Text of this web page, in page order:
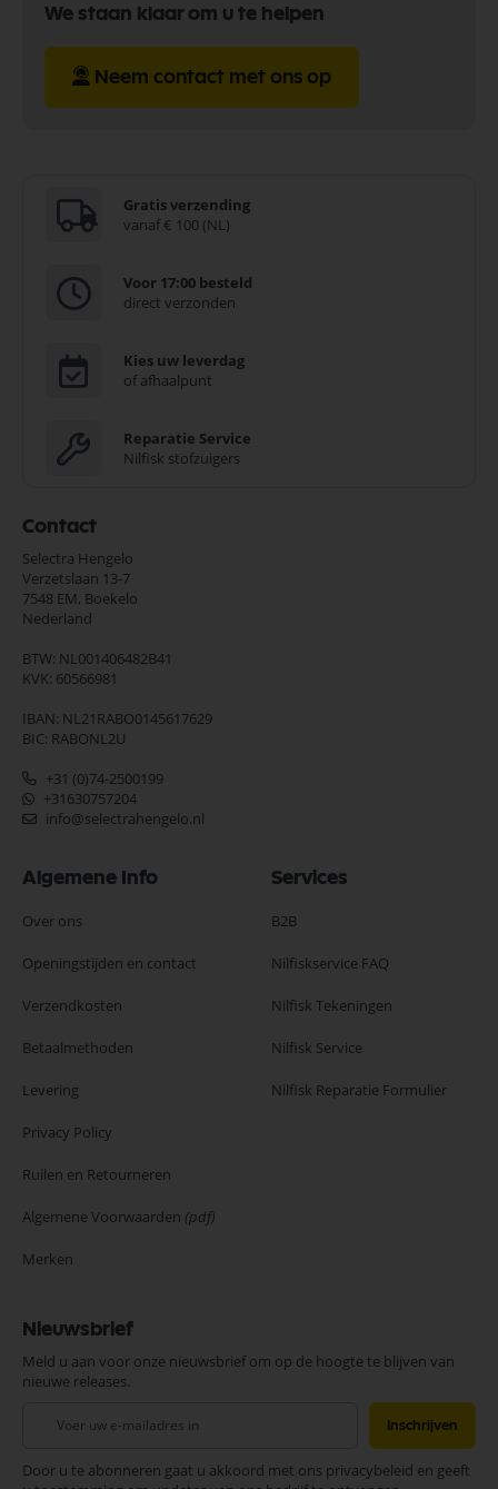
We staan klaar om u te helpen
Neem contact met ons op
Gratis verzending
vanaf € 100 (NL)
Voor 17:00 besteld
direct verzonden
Kies uw leverdag
of afhaalpunt
Reparatie Service
Nilfisk stofzuigers
Contact
Selectra Hengelo
Verzetslaan 13-7
7548 EM, Boekelo
Nederland
BTW: NL001406482B41
KVK: 60566981
IBAN: NL21RABO0145617629
BIC: RABONL2U
+31 (0)74-2500199
+31630757204
info@selectrahengelo.nl
Algemene Info
Over ons
Openingstijden en contact
Verzendkosten
Betaalmethoden
Levering
Privacy Policy
Ruilen en Retourneren
Algemene Voorwaarden (pdf)
Merken
Services
B2B
Nilfiskservice FAQ
Nilfisk Tekeningen
Nilfisk Service
Nilfisk Reparatie Formulier
Nieuwsbrief
Meld u aan voor onze nieuwsbrief om op de hoogte te blijven van
nieuwe releases.
onze
Inschrijven
Door u te abonneren gaat u akkoord met ons privacybeleid en geeft